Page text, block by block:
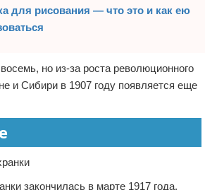
для рисования — что это и как ею
но из-за роста революционного
и Сибири в 1907 году появляется еще
закончилась в марте 1917 года,